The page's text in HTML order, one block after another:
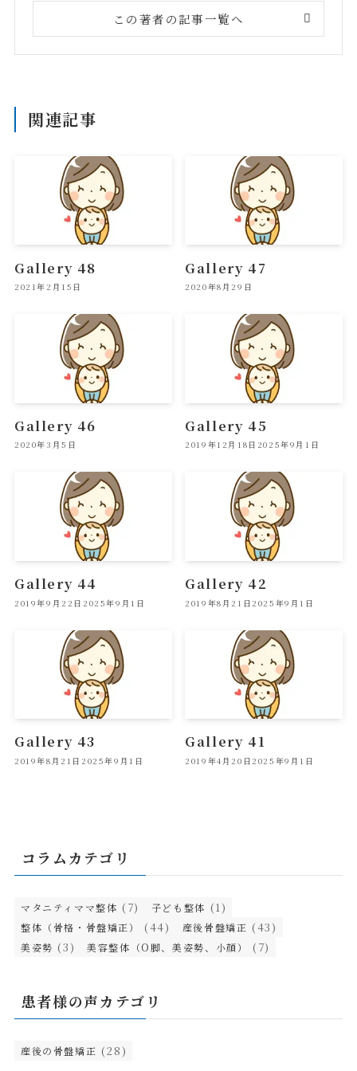
この著者の記事一覧へ
関連記事
Gallery 48
2021年2月15日
Gallery 47
2020年8月29日
Gallery 46
2020年3月5日
Gallery 45
2019年12月18日 2025年9月1日
Gallery 44
2019年9月22日 2025年9月1日
Gallery 42
2019年8月21日 2025年9月1日
Gallery 43
2019年8月21日 2025年9月1日
Gallery 41
2019年4月20日 2025年9月1日
コラムカテゴリ
マタニティママ整体 (7) 子ども整体 (1)
整体（骨格・骨盤矯正） (44) 産後骨盤矯正 (43)
美姿勢 (3) 美容整体（O脚、美姿勢、小顔） (7)
患者様の声カテゴリ
産後の骨盤矯正 (28)